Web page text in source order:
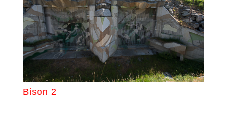
Bison 2